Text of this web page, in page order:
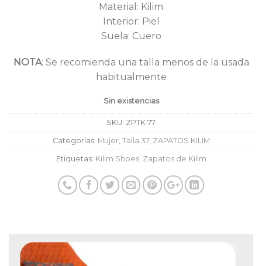
Material: Kilim
Interior: Piel
Suela: Cuero
NOTA: Se recomienda una talla menos de la usada
habitualmente
Sin existencias
SKU: ZPTK 77
Categorías: Mujer, Talla 37, ZAPATOS KILIM
Etiquetas: Kilim Shoes, Zapatos de Kilim